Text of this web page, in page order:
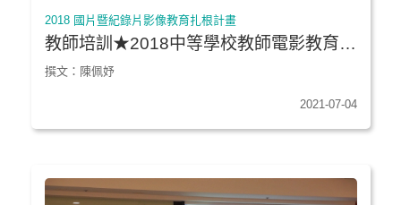
2018 國片暨紀錄片影像教育扎根計畫
教師培訓★2018中等學校教師電影教育論
壇｜Day 2
撰文：陳佩妤
2021-07-04